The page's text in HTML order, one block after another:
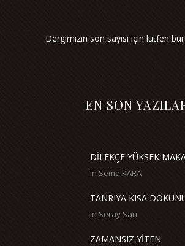
Dergimizin son sayısı için lütfen
EN SON
DİLEKÇE YÜKSEK
in Sema KARA
TANRIYA KISA
in Seray Sarı
ZAMANSIZ YİTEN